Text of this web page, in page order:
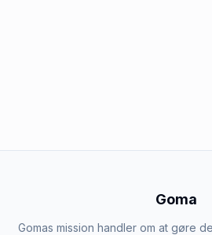
Goma
Gomas mission handler om at gøre